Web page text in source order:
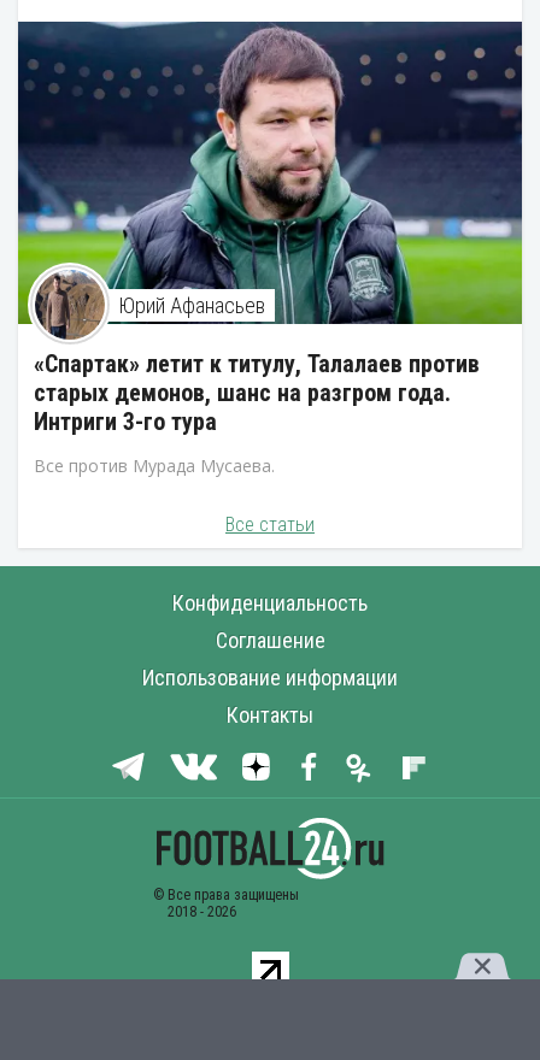
Юрий Афанасьев
«Спартак» летит к титулу, Талалаев против
старых демонов, шанс на разгром года.
Интриги 3-го тура
Все против Мурада Мусаева.
Все статьи
Конфиденциальность
Соглашение
Использование информации
Контакты